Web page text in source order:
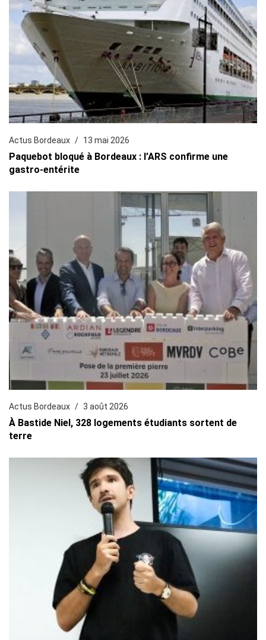
Actus Bordeaux 13 mai 2026
Paquebot bloqué à Bordeaux : l’ARS confirme une
gastro-entérite
Actus Bordeaux 3 août 2026
À Bastide Niel, 328 logements étudiants sortent de
terre